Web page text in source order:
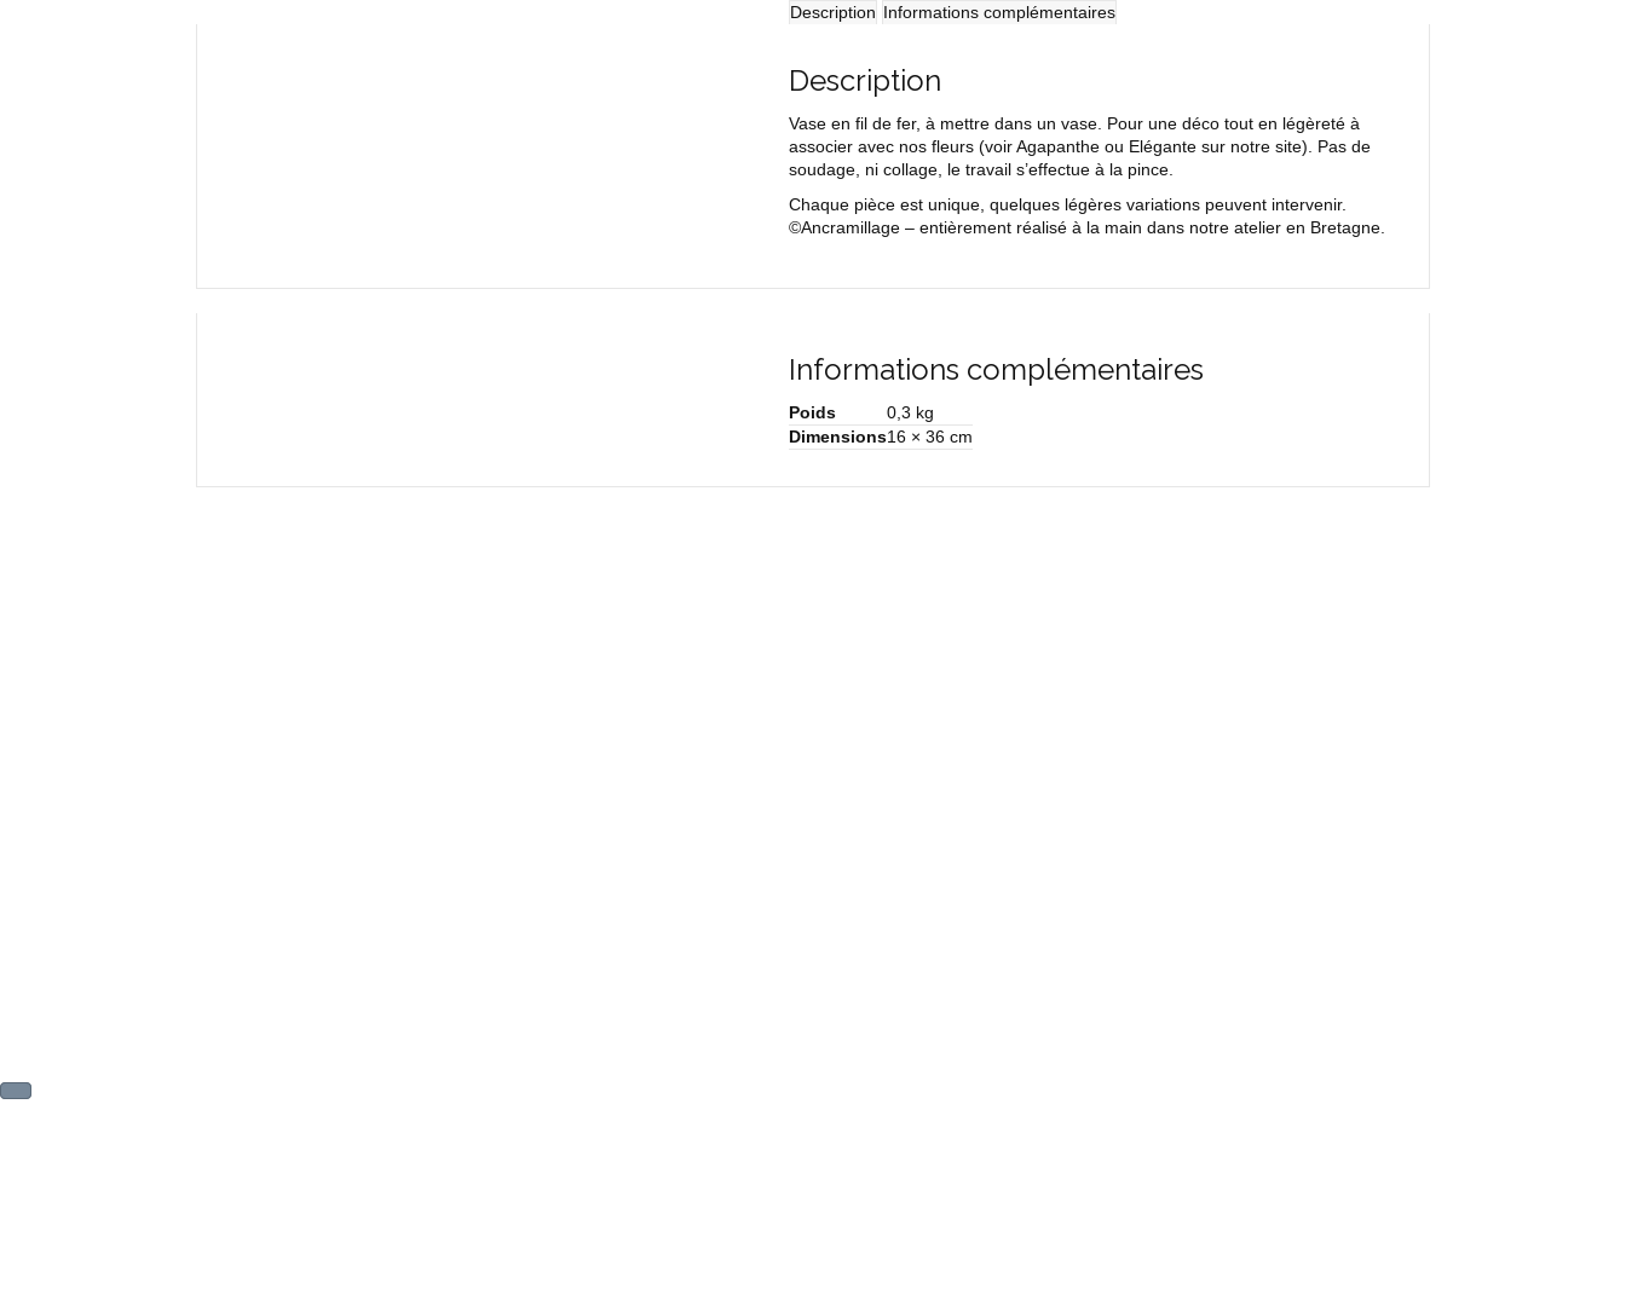
Description Informations complémentaires
Description
Vase en fil de fer, à mettre dans un vase. Pour une déco tout en légèreté à
associer avec nos fleurs (voir Agapanthe ou Elégante sur notre site). Pas de
soudage, ni collage, le travail s’effectue à la pince.
Chaque pièce est unique, quelques légères variations peuvent intervenir.
©Ancramillage – entièrement réalisé à la main dans notre atelier en Bretagne.
Informations complémentaires
Poids
0,3 kg
Dimensions16 × 36 cm